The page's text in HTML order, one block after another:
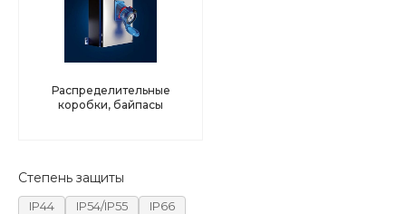
Распределительные
коробки, байпасы
Степень защиты
IP44 IP54/IP55 IP66